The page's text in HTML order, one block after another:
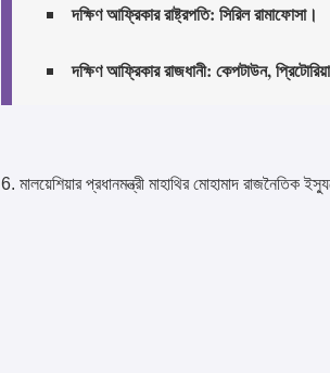
দক্ষিণ আফ্রিকার রাষ্ট্রপতি: সিরিল রামাফোসা।
দক্ষিণ আফ্রিকার রাজধানী: কেপটাউন,
6. মালয়েশিয়ার প্রধানমন্ত্রী মাহাথির মোহামাদ রাজনৈতিক